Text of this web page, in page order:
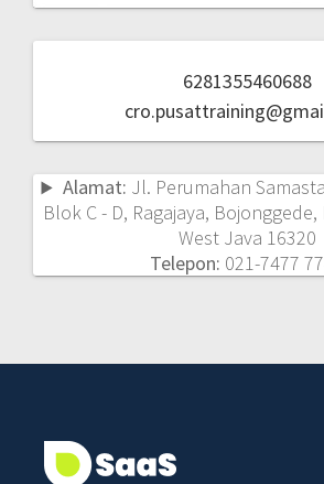
6281355460688
Alamat: Jl. Perumahan
Blok C - D, Ragajaya,
West Java 16320
Telepon: 021-7477